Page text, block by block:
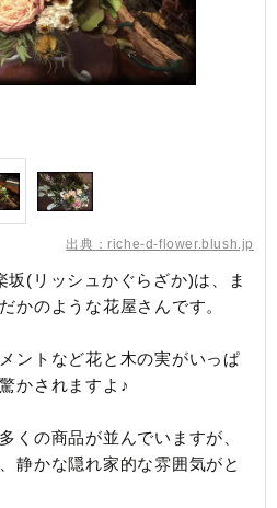
出典：riche-d-flower.blush.jp
坂(リッシュかぐらざか)は、ま
かのような花屋さんです。
ントなど花と木の実がいっぱ
かされますよ♪
くの商品が並んでいますが、
静かな隠れ家的な雰囲気がと